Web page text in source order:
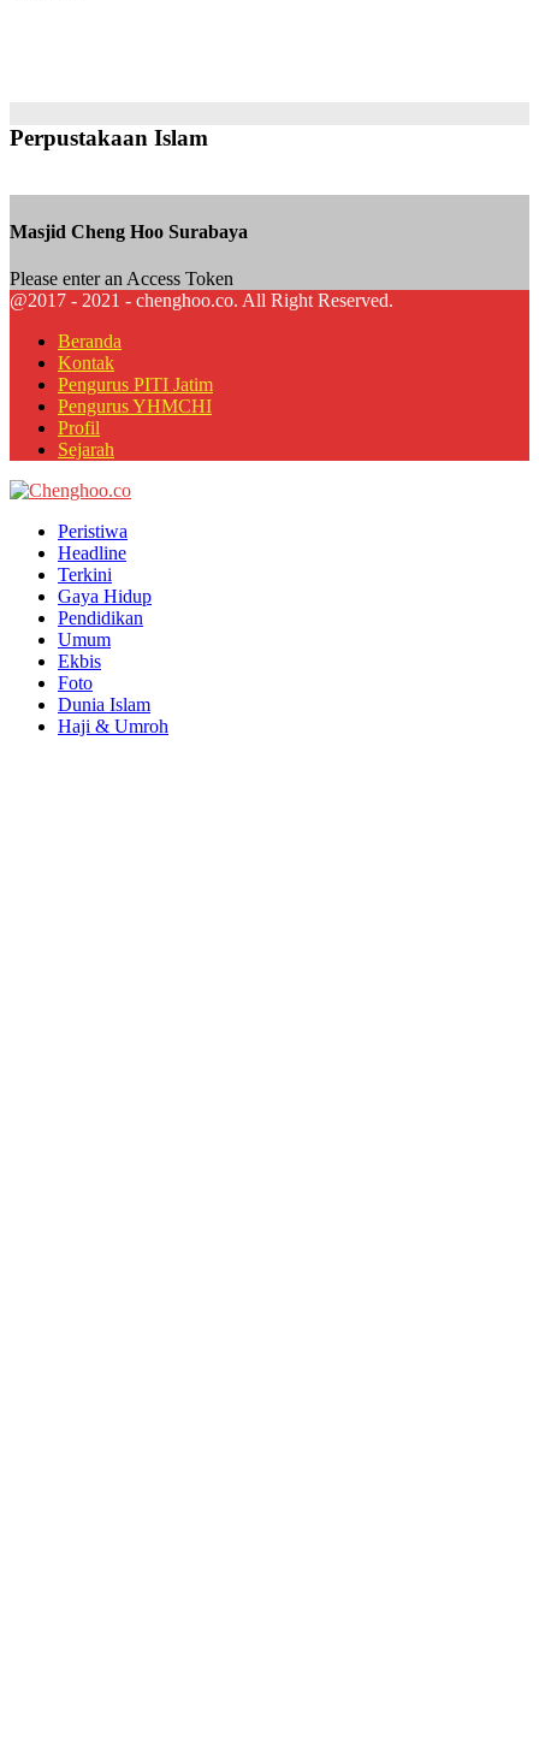
Perpustakaan Islam
Masjid Cheng Hoo Surabaya
Please enter an Access Token
@2017 - 2021 - chenghoo.co. All Right Reserved.
Beranda
Kontak
Pengurus PITI Jatim
Pengurus YHMCHI
Profil
Sejarah
Peristiwa
Headline
Terkini
Gaya Hidup
Pendidikan
Umum
Ekbis
Foto
Dunia Islam
Haji & Umroh